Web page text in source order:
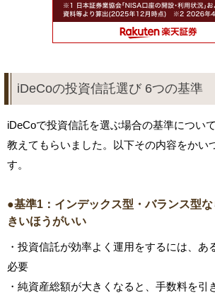
iDeCoの投資信託選び 6つの基準
iDeCoで投資信託を選ぶ場合の基準につい
教えてもらいました。以下その内容をかい
す。
●基準1：インデックス型・バランス型
きいほうがいい
・投資信託が効率よく運用をするには、あ
必要
・純資産総額が大きくなると、手数料を引